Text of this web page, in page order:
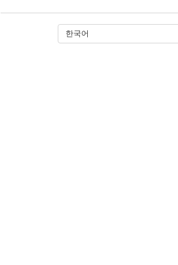
차량
제품
품을
한국어